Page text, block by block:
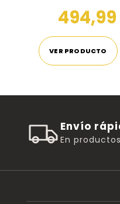
VER PRODUCTO
Envío
En